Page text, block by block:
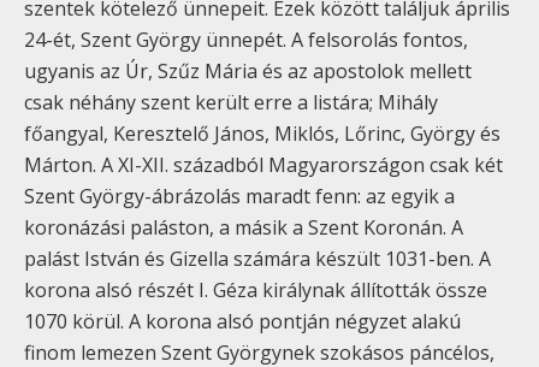
szentek kötelező ünnepeit. Ezek között találjuk április
24-ét, Szent György ünnepét. A felsorolás fontos,
ugyanis az Úr, Szűz Mária és az apostolok mellett
csak néhány szent került erre a listára; Mihály
főangyal, Keresztelő János, Miklós, Lőrinc, György és
Márton. A XI-XII. századból Magyarországon csak két
Szent György-ábrázolás maradt fenn: az egyik a
koronázási paláston, a másik a Szent Koronán. A
palást István és Gizella számára készült 1031-ben. A
korona alsó részét I. Géza királynak állították össze
1070 körül. A korona alsó pontján négyzet alakú
finom lemezen Szent Györgynek szokásos páncélos,